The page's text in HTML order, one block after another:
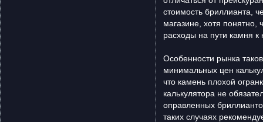
стоимость бриллианта,
магазине, хотя понятно,
расходы на пути камня
Особенности рынка
минимальных цен
что камень плохой
калькулятора не
оправленных
таких случаях